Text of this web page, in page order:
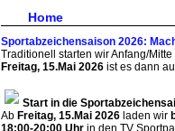
Home
Sportabzeichensaison 2026:
Traditionell starten wir Anfang/
Freitag, 15.Mai 2026 ist es dann
Start in die
Ab Freitag, 15.Mai 2026 laden wir
18:00-20:00 Uhr in den TV